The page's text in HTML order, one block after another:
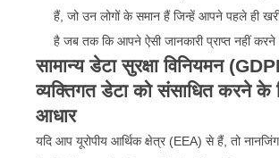
हैं, जो उन लोगों के समान हैं जिन्हें आपने पहले ही
है जब तक कि आपने ऐसी जानकारी प्राप्त नहीं करने
सामान्य डेटा सुरक्षा विनियमन
व्यक्तिगत डेटा को संसाधित करने के
आधार
यदि आप यूरोपीय आर्थिक क्षेत्र (EEA) से हैं, तो